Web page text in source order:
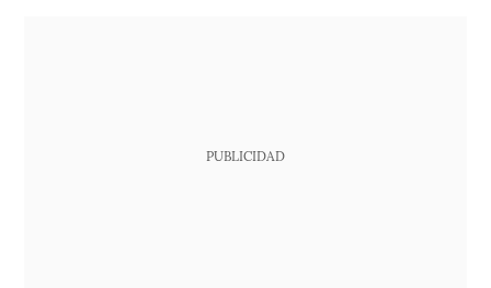
PUBLICIDAD